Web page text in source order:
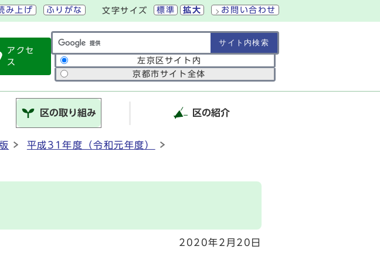
み上げ ふりがな 文字サイズ 標準 拡大 お問い合わせ
アクセ
ス
サイト内検索の範囲 左京区サイト内
京都市サイト全体
区の取り組み 区の紹介
平成31年度（令和元年度）
2020年2月20日